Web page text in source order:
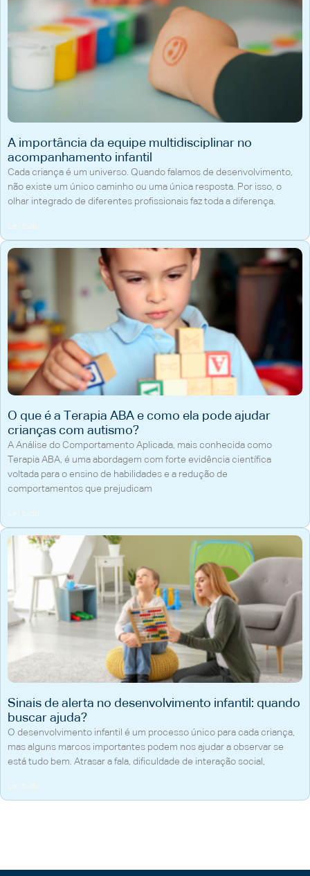
A importância da equipe multidisciplinar no
acompanhamento infantil
Cada criança é um universo. Quando falamos de desenvolvimento,
não existe um único caminho ou uma única resposta. Por isso, o
olhar integrado de diferentes profissionais faz toda a diferença.
Ler tudo
O que é a Terapia ABA e como ela pode ajudar
crianças com autismo?
A Análise do Comportamento Aplicada, mais conhecida como
Terapia ABA, é uma abordagem com forte evidência científica
voltada para o ensino de habilidades e a redução de
comportamentos que prejudicam
Ler tudo
Sinais de alerta no desenvolvimento infantil: quando
buscar ajuda?
O desenvolvimento infantil é um processo único para cada criança,
mas alguns marcos importantes podem nos ajudar a observar se
está tudo bem. Atrasar a fala, dificuldade de interação social,
Ler tudo